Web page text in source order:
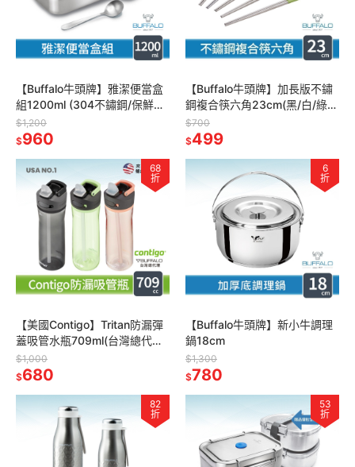
【Buffalo牛頭牌】雅潔便當盒
組1200ml (304不鏽鋼/保鮮盒/
野餐盒/電磁爐.IH爐.電鍋可)
$1,200
$960
【Buffalo牛頭牌】加長版不鏽
鋼複合筷六角23cm(黑/白/綠/
紫/灰/304不鏽鋼/環保筷/公筷/
料理筷/筷子)
$700
$499
68
折
【美國Contigo】Tritan防漏彈
蓋吸管水瓶709ml(台灣總代理
運動水瓶 水壺 吸嘴)
$1,000
$680
6
折
【Buffalo牛頭牌】新小牛調理
鍋18cm
$1,300
$780
82
折
53
折